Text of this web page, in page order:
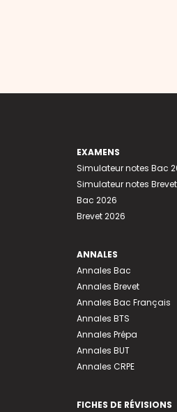
EXAMENS
Simulateur notes Bac
Simulateur notes
Bac 2026
Brevet 2026
ANNALES
Annales Bac
Annales Brevet
Annales Bac Français
Annales BTS
Annales Prépa
Annales BUT
Annales CRPE
FICHES DE RÉVISIONS